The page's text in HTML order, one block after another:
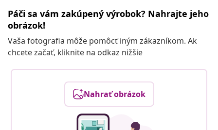
Páči sa vám zakúpený výrobok? Nahrajte jeho
obrázok!
Vaša fotografia môže pomôcť iným zákazníkom. Ak
chcete začať, kliknite na odkaz nižšie
Nahrať obrázok